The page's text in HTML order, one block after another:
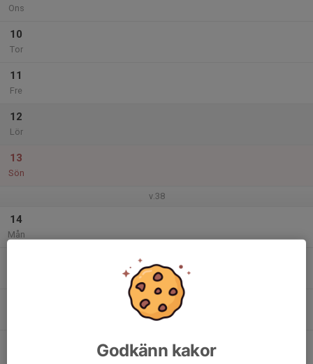
Ons
10
Tor
11
Fre
12
Lör
13
Sön
v.38
14
Mån
Godkänn kakor